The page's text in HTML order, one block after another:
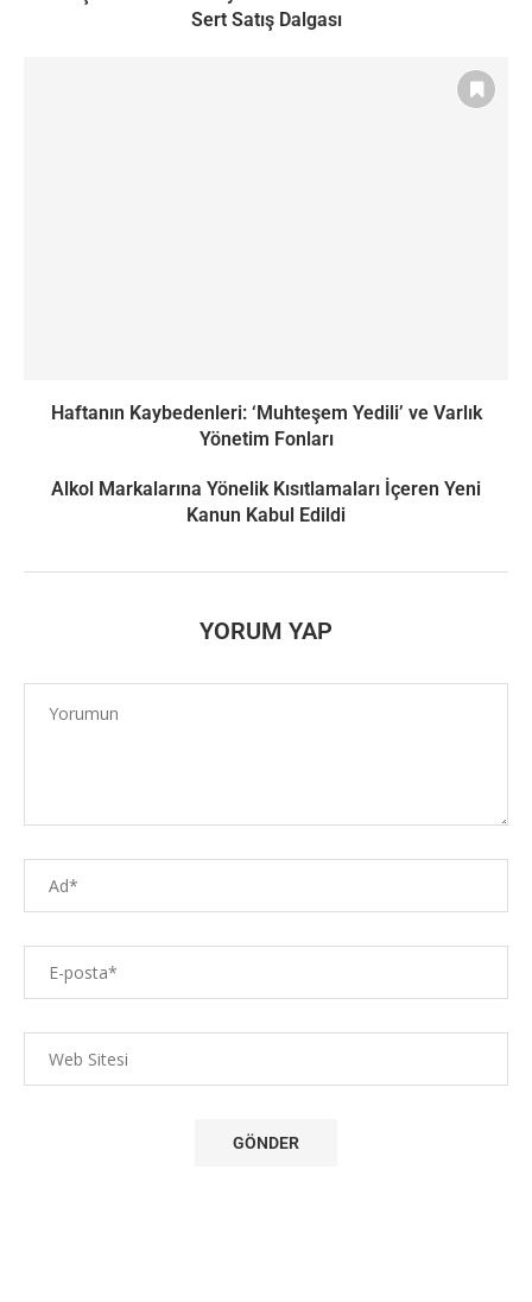
Sert Satış Dalgası
Haftanın Kaybedenleri: ‘Muhteşem Yedili’ ve Varlık
Yönetim Fonları
Alkol Markalarına Yönelik Kısıtlamaları İçeren Yeni
Kanun Kabul Edildi
YORUM YAP